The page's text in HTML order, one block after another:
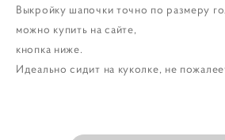
Выкройку шапочки точно по размеру
можно купить на сайте,
кнопка ниже.
Идеально сидит на куколке, не